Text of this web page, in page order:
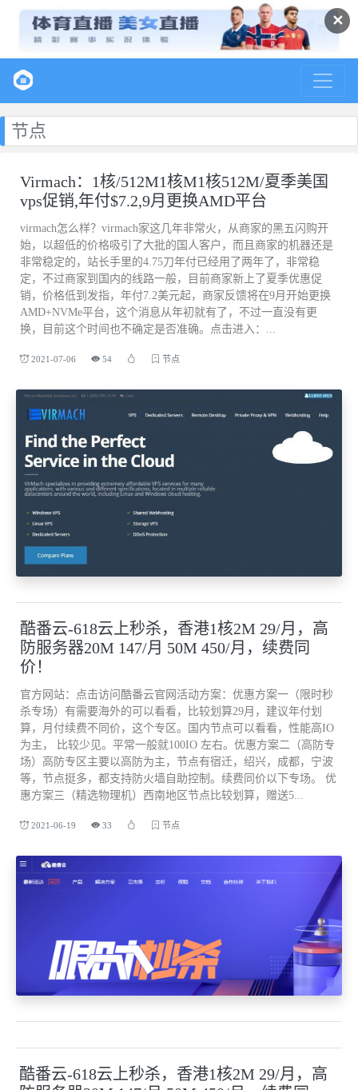
✕
节点
Virmach：1核/512M1核M1核512M/夏季美国
vps促销,年付$7.2,9月更换AMD平台
virmach怎么样？virmach家这几年非常火，从商家的黑五闪购开
始，以超低的价格吸引了大批的国人客户，而且商家的机器还是
非常稳定的，站长手里的4.75刀年付已经用了两年了，非常稳
定，不过商家到国内的线路一般，目前商家新上了夏季优惠促
销，价格低到发指，年付7.2美元起，商家反馈将在9月开始更换
AMD+NVMe平台，这个消息从年初就有了，不过一直没有更
换，目前这个时间也不确定是否准确。点击进入：...
2021-07-06 54 节点
酷番云-618云上秒杀，香港1核2M 29/月，高
防服务器20M 147/月 50M 450/月，续费同
价！
官方网站：点击访问酷番云官网活动方案：优惠方案一（限时秒
杀专场）有需要海外的可以看看，比较划算29月，建议年付划
算，月付续费不同价，这个专区。国内节点可以看看，性能高IO
为主， 比较少见。平常一般就100IO 左右。优惠方案二（高防专
场）高防专区主要以高防为主，节点有宿迁，绍兴，成都，宁波
等，节点挺多，都支持防火墙自助控制。续费同价以下专场。 优
惠方案三（精选物理机）西南地区节点比较划算，赠送5...
2021-06-19 33 节点
酷番云-618云上秒杀，香港1核2M 29/月，高